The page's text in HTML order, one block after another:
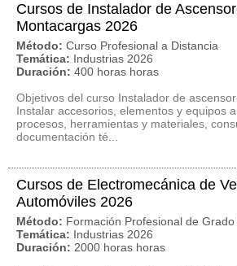
Cursos de Instalador de
Montacargas 2026
Método: Curso Profesional a Distancia
Temática: Industrias 2026
Duración: 400 horas horas
Objetivos del curso Instalador de
Instalar accesorios, elementos y equipos
procesos, herramientas y materiales,
documentación té...
Cursos de Electromecánica de
Automóviles 2026
Método: Formación Profesional de
Temática: Industrias 2026
Duración: 2000 horas horas